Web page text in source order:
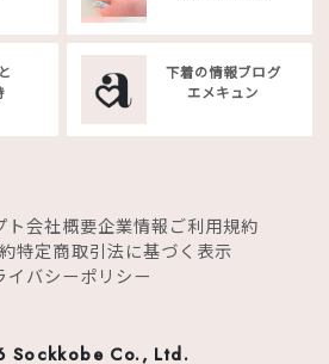
下着の情報ブログ
エメキュン
ト会社概要企業情報 ご利用規約
特定商取引法に基づく表示
イバシーポリシー
Sockkobe Co., Ltd.